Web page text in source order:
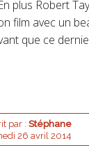
plus Robert
film avec un
que ce
par : Stéphane
26 avril 2014